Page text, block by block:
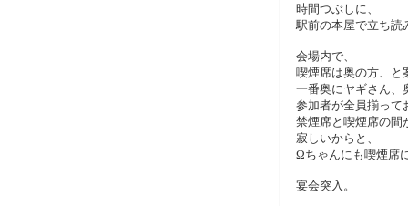
時間つぶしに、
駅前の本屋で立ち読
会場内で、
喫煙席は奥の方、と
一番奥にヤギさん、
参加者が全員揃って
禁煙席と喫煙席の間
寂しいからと、
Ωちゃんにも喫煙席
宴会突入。